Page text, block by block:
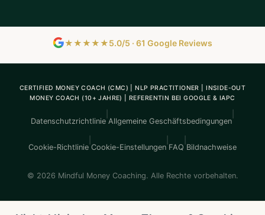
★★★★★5.0/5 · 61 Google Reviews
CERTIFIED MONEY COACH (CMC) | NLP PRACTITIONER | INSIDE-OUT
MONEY COACH (10+ JAHRE) | REFERENTIN BEI GOOGLE & IAPC
Datenschutzrichtlinie Allgemeine Geschäftsbedingungen
Cookie-Richtlinie Cookie-Einstellungen FAQ Bildnachweise
© 2026 Mindful Money Coaching. Alle Rechte vorbehalten.